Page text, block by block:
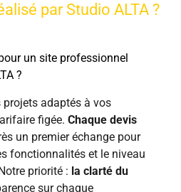
par Studio ALTA ?
un site professionnel
?
projets adaptés à vos
figée. Chaque devis
un premier échange pour
fonctionnalités et le niveau
priorité : la clarté du
sur chaque